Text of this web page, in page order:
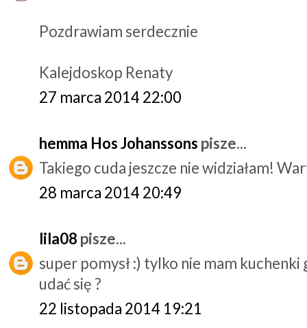
Pozdrawiam serdecznie
Kalejdoskop Renaty
27 marca 2014 22:00
hemma Hos Johanssons pisze...
Takiego cuda jeszcze nie widziałam!
28 marca 2014 20:49
lila08 pisze...
super pomysł :) tylko nie mam
udać się ?
22 listopada 2014 19:21